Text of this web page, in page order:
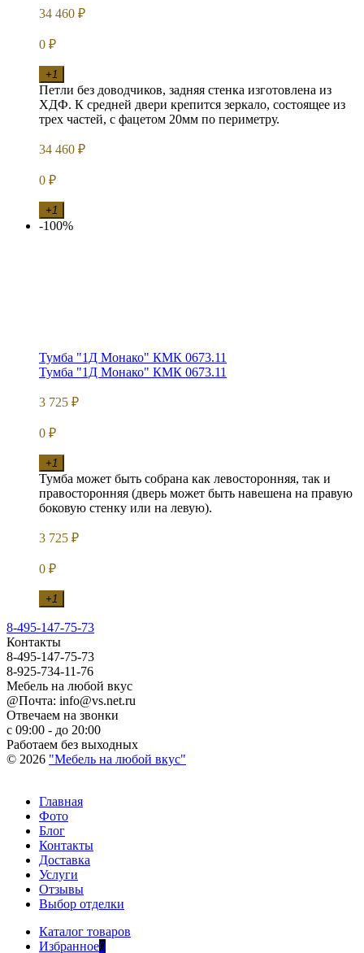
34 460 ₽
0 ₽
+1
Петли без доводчиков, задняя стенка изготовлена из
ХДФ. К средней двери крепится зеркало, состоящее из
трех частей, с фацетом 20мм по периметру.
34 460 ₽
0 ₽
+1
-100%
Тумба "1Д Монако" КМК 0673.11
Тумба "1Д Монако" КМК 0673.11
3 725 ₽
0 ₽
+1
Тумба может быть собрана как левосторонняя, так и
правосторонняя (дверь может быть навешена на правую
боковую стенку или на левую).
3 725 ₽
0 ₽
+1
8-495-147-75-73
Контакты
8-495-147-75-73
8-925-734-11-76
Мебель на любой вкус
@Почта: info@vs.net.ru
Отвечаем на звонки
с 09:00 - до 20:00
Работаем без выходных
© 2026 "Мебель на любой вкус"
Главная
Фото
Блог
Контакты
Доставка
Услуги
Отзывы
Выбор отделки
Каталог товаров
Избранное0